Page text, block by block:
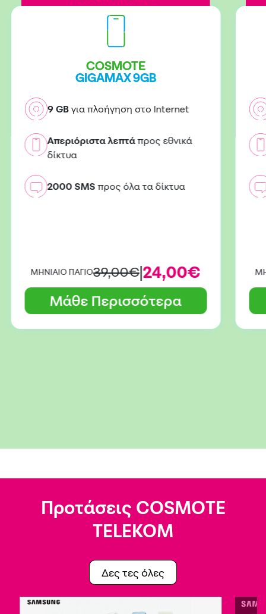
COSMOTE
GIGAMAX 9GB
9 GB για πλοήγηση στο Internet
Απεριόριστα λεπτά προς εθνικά
δίκτυα
2000 SMS προς όλα τα δίκτυα
ΜΗΝΙΑΙΟ ΠΑΓΙΟ39,00€|24,00€
Μάθε Περισσότερα
Προτάσεις COSMOTE
TELEKOM
Δες τες όλες